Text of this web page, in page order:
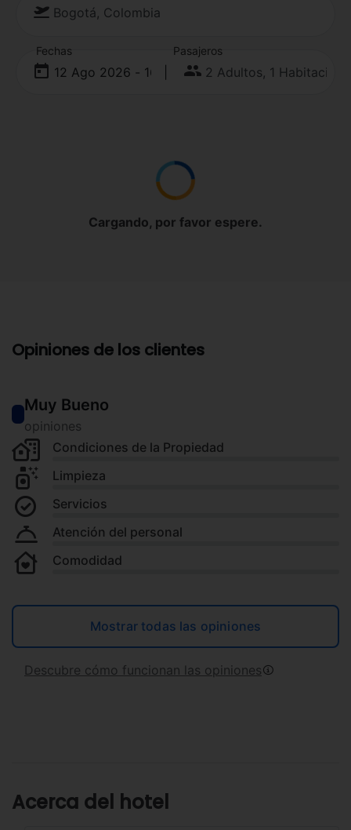
Fechas Pasajeros
Cargando, por favor espere.
Opiniones de los clientes
Muy Bueno
opiniones
Condiciones de la Propiedad
Limpieza
Servicios
Atención del personal
Comodidad
Mostrar todas las opiniones
Descubre cómo funcionan las opiniones
Acerca del hotel